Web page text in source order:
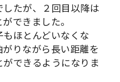
たが、２回目以降は
できました。
ほとんどいなくな
りながら長い距離を
できるようになりま